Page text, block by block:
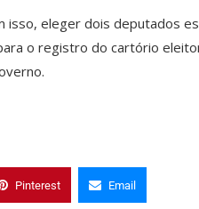
isso, eleger dois deputados
o registro do cartório
Pinterest Email